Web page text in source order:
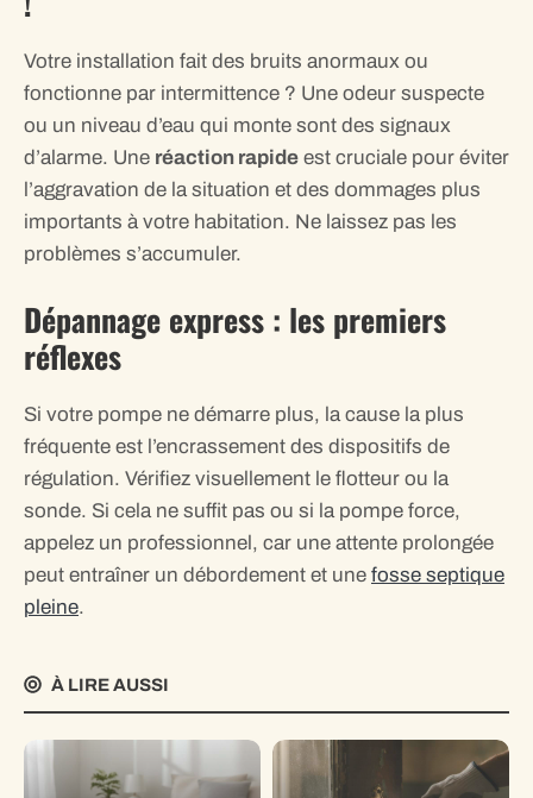
Votre installation fait des bruits anormaux ou
fonctionne par intermittence ? Une odeur suspecte
ou un niveau d’eau qui monte sont des signaux
d’alarme. Une réaction rapide est cruciale pour éviter
l’aggravation de la situation et des dommages plus
importants à votre habitation. Ne laissez pas les
problèmes s’accumuler.
Dépannage express : les premiers
réflexes
Si votre pompe ne démarre plus, la cause la plus
fréquente est l’encrassement des dispositifs de
régulation. Vérifiez visuellement le flotteur ou la
sonde. Si cela ne suffit pas ou si la pompe force,
appelez un professionnel, car une attente prolongée
peut entraîner un débordement et une fosse septique
pleine.
À LIRE AUSSI